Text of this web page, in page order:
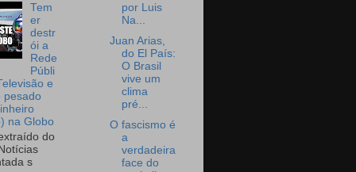
Tem
er
destr
ói a
Rede
Públi
e
pesado
na Globo
do
s
por Luis
Na...
Juan Arias,
do El País:
O Brasil
vive um
clima
pré...
O fascismo é
a
verdadeira
face do